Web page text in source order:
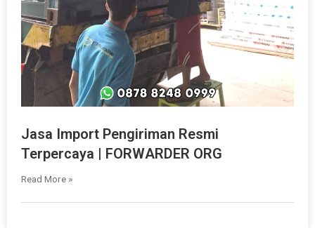
Jasa Import Pengiriman Resmi
Terpercaya | FORWARDER ORG
Read More »